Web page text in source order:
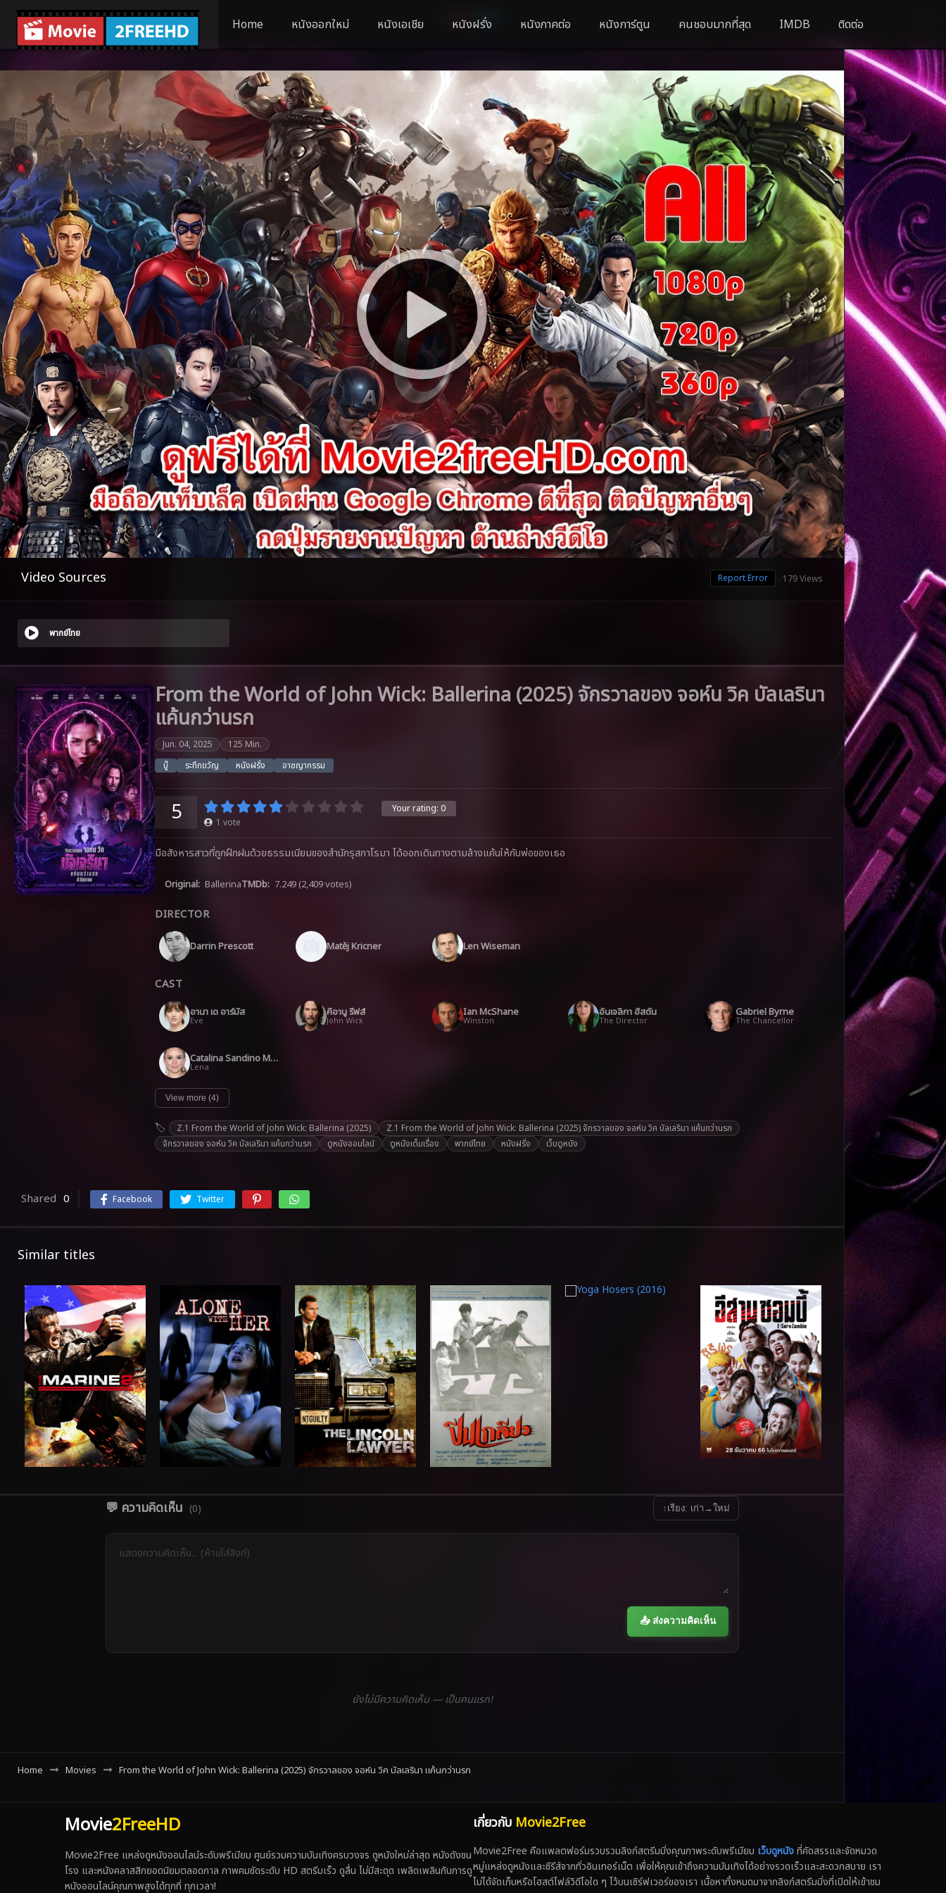
Home หนังออกใหม่ หนังเอเชีย หนังฝรั่ง หนังภาคต่อ หนังการ์ตูน คนชอบมากที่สุด IMDB ติดต่อ
Video Sources 179 Views
Report Error
พากย์ไทย
From the World of John Wick: Ballerina (2025) จักรวาลของ จอห์น วิค บัลเลรินา
แค้นกว่านรก
Jun. 04, 2025
125 Min.
บู๊
ระทึกขวัญ หนังฝรั่ง อาชญากรรม
Your rating: 0
5 1 vote
มือสังหารสาวที่ถูกฝึกฝนด้วยธรรมเนียมของสำนักรุสกาโรมา ได้ออกเดินทางตามล้างแค้นให้กับพ่อของเธอ
Original: BallerinaTMDb: 7.249 (2,409 votes)
DIRECTOR
Darrin Prescott Matěj Kricner Len Wiseman
CAST
อานา เด อาร์มัส
Eve
คีอานู รีฟส์
John Wick
Ian McShane
Winston
อันเจลิกา ฮัสตัน
The Director
Gabriel Byrne
The Chancellor
Catalina Sandino Moreno
Lena
View more (4)
Z.1 From the World of John Wick: Ballerina (2025)
Z.1 From the World of John Wick: Ballerina (2025) จักรวาลของ จอห์น วิค บัลเลรินา แค้นกว่านรก
จักรวาลของ จอห์น วิค บัลเลรินา แค้นกว่านรก
ดูหนังออนไลน์ ดูหนังเต็มเรื่อง พากย์ไทย หนังฝรั่ง เว็บดูหนัง
Shared 0 Facebook Twitter
Similar titles
💬 ความคิดเห็น (0) ↕ เรียง: เก่า→ใหม่
📤 ส่งความคิดเห็น
ยังไม่มีความคิดเห็น — เป็นคนแรก!
Home Movies From the World of John Wick: Ballerina (2025) จักรวาลของ จอห์น วิค บัลเลรินา แค้นกว่านรก
Movie2FreeHD
Movie2Free แหล่งดูหนังออนไลน์ระดับพรีเมียม ศูนย์รวมความบันเทิงครบวงจร ดูหนังใหม่ล่าสุด หนังดังชน
โรง และหนังคลาสสิกยอดนิยมตลอดกาล ภาพคมชัดระดับ HD สตรีมเร็ว ดูลื่น ไม่มีสะดุด เพลิดเพลินกับการดู
หนังออนไลน์คุณภาพสูงได้ทุกที่ ทุกเวลา!
เกี่ยวกับ Movie2Free
Movie2Free คือแพลตฟอร์มรวบรวมลิงก์สตรีมมิ่งคุณภาพระดับพรีเมียม เว็บดูหนังที่คัดสรรและจัดหมวด
หมู่แหล่งดูหนังและซีรีส์จากทั่วอินเทอร์เน็ต เพื่อให้คุณเข้าถึงความบันเทิงได้อย่างรวดเร็วและสะดวกสบาย เรา
ไม่ได้จัดเก็บหรือโฮสต์ไฟล์วิดีโอใด ๆ ไว้บนเซิร์ฟเวอร์ของเรา เนื้อหาทั้งหมดมาจากลิงก์สตรีมมิ่งที่เปิดให้เข้าชม